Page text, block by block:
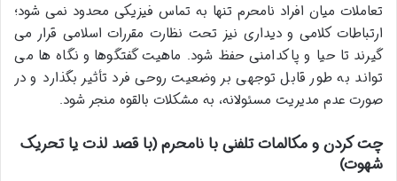
تعاملات میان افراد نامحرم تنها به تماس فیزیکی محدود نمی شود؛
ارتباطات کلامی و دیداری نیز تحت نظارت مقررات اسلامی قرار می
گیرند تا حیا و پاکدامنی حفظ شود. ماهیت گفتگوها و نگاه ها می
تواند به طور قابل توجهی بر وضعیت روحی فرد تأثیر بگذارد و در
صورت عدم مدیریت مسئولانه، به مشکلات بالقوه منجر شود.
چت کردن و مکالمات تلفنی با نامحرم (با قصد لذت یا تحریک
شهوت)